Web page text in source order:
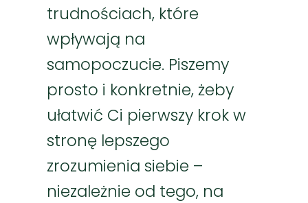
trudnościach, które
wpływają na
samopoczucie. Piszemy
prosto i konkretnie, żeby
ułatwić Ci pierwszy krok w
stronę lepszego
zrozumienia siebie –
niezależnie od tego, na